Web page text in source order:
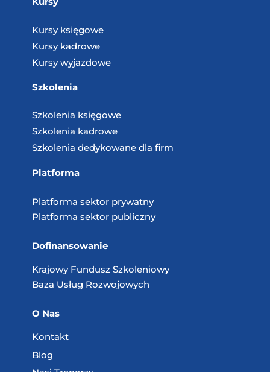
Kursy księgowe
Kursy kadrowe
Kursy wyjazdowe
Szkolenia
Szkolenia księgowe
Szkolenia kadrowe
Szkolenia dedykowane dla firm
Platforma
Platforma sektor prywatny
Platforma sektor publiczny
Dofinansowanie
Krajowy Fundusz Szkoleniowy
Baza Usług Rozwojowych
O Nas
Kontakt
Blog